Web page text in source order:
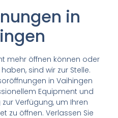
in
mehr öffnen können oder
sind wir zur Stelle.
in Vaihingen
Equipment und
Verfügung, um Ihren
zu öffnen. Verlassen Sie